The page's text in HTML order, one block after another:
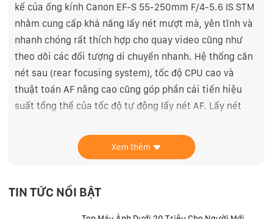
kế của ống kính Canon EF-S 55-250mm F/4-5.6 IS STM
nhằm cung cấp khả năng lấy nét mượt mà, yên tĩnh và
nhanh chóng rất thích hợp cho quay video cũng như
theo dõi các đối tượng di chuyển nhanh. Hệ thống căn
nét sau (rear focusing system), tốc độ CPU cao và
thuật toán AF nâng cao cũng góp phần cải tiến hiệu
suất tổng thể của tốc độ tự động lấy nét AF. Lấy nét
chế độ AF. Ngoài ra bộ phận phía trước ống kính không
xoay trong suốt quá trình lấy nét để sử dụng tốt hơn
Hệ thống quang hoc của ống kính bao gồm 1 thấu kính
tản sáng cực thấp giúp giảm quang sai màu sắc và sự
Xem thêm
TIN TỨC NỔI BẬT